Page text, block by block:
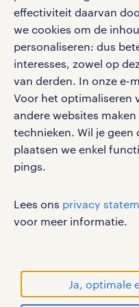
effectiviteit daarvan
we cookies om de
personaliseren: dus
interesses, zowel op
van derden. In onze e-
Voor het optimaliseren
andere websites
technieken. Wil je
plaatsen we enkel
pings.
Lees ons privacy
voor meer informatie.
Ja, optimale
werken bij randstad
privacystatement
cookies
disclaimer
sitemap
RANDSTAD, HUMAN
WORLD OF WORK zijn